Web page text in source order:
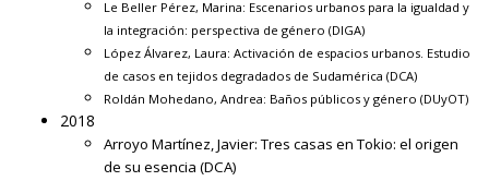
Le Beller Pérez, Marina: Escenarios urbanos para la igualdad y
la integración: perspectiva de género (DIGA)
López Álvarez, Laura: Activación de espacios urbanos. Estudio
de casos en tejidos degradados de Sudamérica (DCA)
Roldán Mohedano, Andrea: Baños públicos y género (DUyOT)
2018
Arroyo Martínez, Javier:Tres casas en Tokio: el origen
de su esencia (DCA)